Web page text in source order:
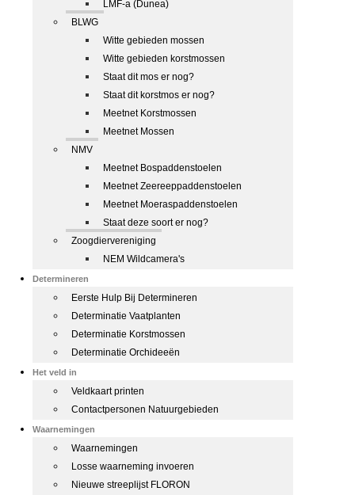
LMF-a (Dunea)
BLWG
Witte gebieden mossen
Witte gebieden korstmossen
Staat dit mos er nog?
Staat dit korstmos er nog?
Meetnet Korstmossen
Meetnet Mossen
NMV
Meetnet Bospaddenstoelen
Meetnet Zeereeppaddenstoelen
Meetnet Moeraspaddenstoelen
Staat deze soort er nog?
Zoogdiervereniging
NEM Wildcamera's
Determineren
Eerste Hulp Bij Determineren
Determinatie Vaatplanten
Determinatie Korstmossen
Determinatie Orchideeën
Het veld in
Veldkaart printen
Contactpersonen Natuurgebieden
Waarnemingen
Waarnemingen
Losse waarneming invoeren
Nieuwe streeplijst FLORON